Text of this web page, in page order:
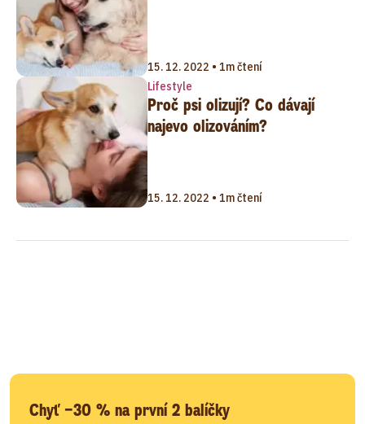
15. 12. 2022 • 1m čtení
Lifestyle
Proč psi olizují? Co dávají
najevo olizováním?
15. 12. 2022 • 1m čtení
Chyť −30 % na první 2 balíčky